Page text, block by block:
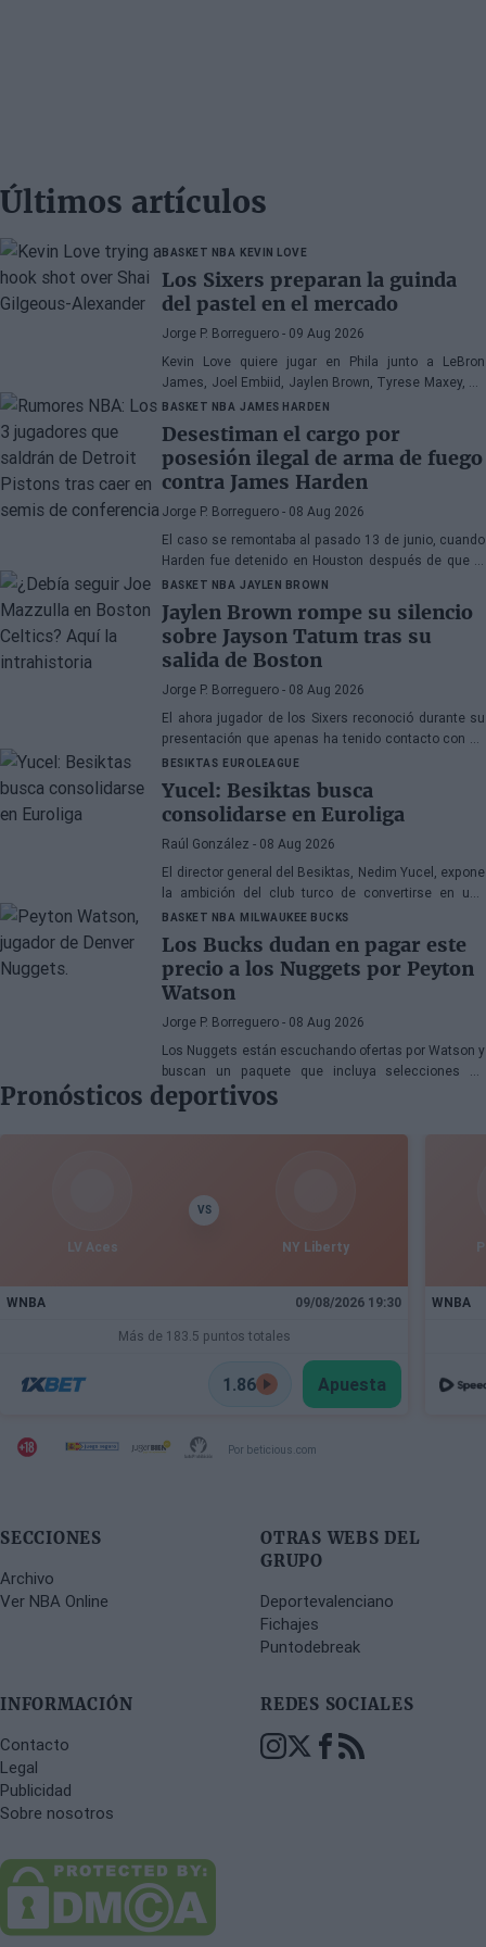
Últimos artículos
BASKET NBA KEVIN LOVE
Los Sixers preparan la guinda
del pastel en el mercado
Jorge P. Borreguero - 09 Aug 2026
Kevin Love quiere jugar en Phila junto a LeBron
James, Joel Embiid, Jaylen Brown, Tyrese Maxey, VJ
Edgecombe, Anfernee Simons y compañía
BASKET NBA JAMES HARDEN
Desestiman el cargo por
posesión ilegal de arma de fuego
contra James Harden
Jorge P. Borreguero - 08 Aug 2026
El caso se remontaba al pasado 13 de junio, cuando
Harden fue detenido en Houston después de que la
policía encontrara una pistola en su vehículo
BASKET NBA JAYLEN BROWN
Jaylen Brown rompe su silencio
sobre Jayson Tatum tras su
salida de Boston
Jorge P. Borreguero - 08 Aug 2026
El ahora jugador de los Sixers reconoció durante su
presentación que apenas ha tenido contacto con su
antiguo compañero
BESIKTAS EUROLEAGUE
Yucel: Besiktas busca
consolidarse en Euroliga
Raúl González - 08 Aug 2026
El director general del Besiktas, Nedim Yucel, expone
la ambición del club turco de convertirse en una
organización permanente y competitiva en la
Euroliga. En declaraciones a Besiktas Magazine,
aborda la transformación del departamento, la
renovación de Dusan Alimpijevic hasta 2028 y los
planes para competir en la élite europea.
BASKET NBA MILWAUKEE BUCKS
Los Bucks dudan en pagar este
precio a los Nuggets por Peyton
Watson
Jorge P. Borreguero - 08 Aug 2026
Los Nuggets están escuchando ofertas por Watson y
buscan un paquete que incluya selecciones de
primera ronda, jóvenes talentos o una combinación
de ambos
Pronósticos deportivos
LV Aces
VS
NY Liberty
WNBA 09/08/2026 19:30
Más de 183.5 puntos totales
1.86 Apuesta
WNBA
Por beticious.com
SECCIONES
Archivo
Ver NBA Online
OTRAS WEBS DEL
GRUPO
Deportevalenciano
Fichajes
Puntodebreak
INFORMACIÓN
Contacto
Legal
Publicidad
Sobre nosotros
REDES SOCIALES